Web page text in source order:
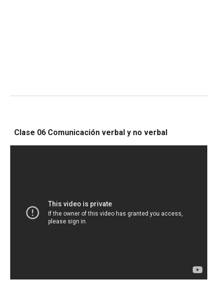
Clase 06 Comunicación verbal y no verbal